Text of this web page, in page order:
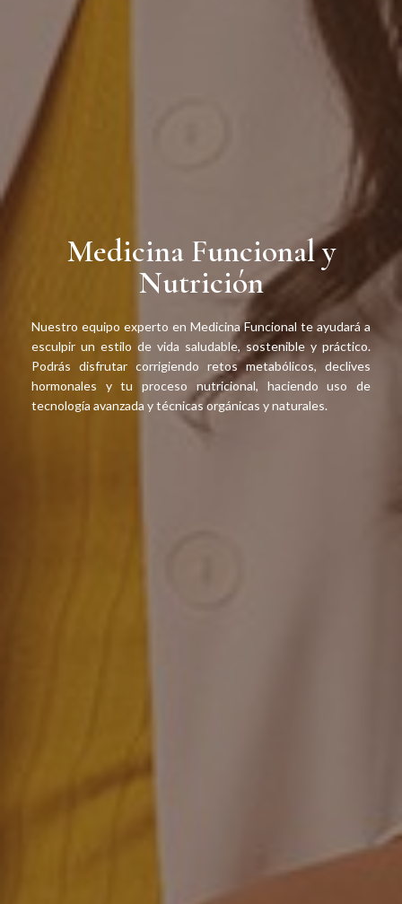
Medicina Funcional y
Nutrición
Nuestro equipo experto en Medicina Funcional te ayudará a
esculpir un estilo de vida saludable, sostenible y práctico.
Podrás disfrutar corrigiendo retos metabólicos, declives
hormonales y tu proceso nutricional, haciendo uso de
tecnología avanzada y técnicas orgánicas y naturales.
Nutrición y Estilo de Vida